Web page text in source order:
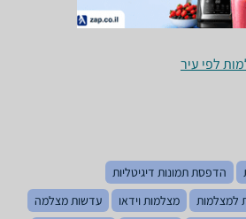
לפי עיר
הדפסת תמונות דיגיטליות
למצלמות מצלמות וידאו
עדשות מצלמה